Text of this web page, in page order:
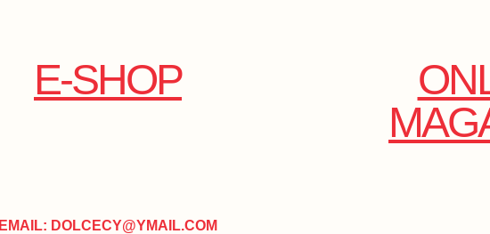
E-SHOP
EMAIL: DOLCECY@YMAIL.COM